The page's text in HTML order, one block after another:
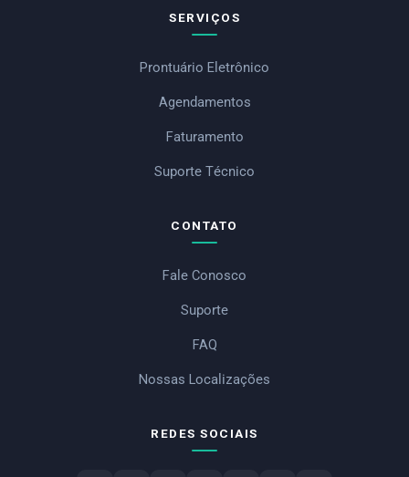
SERVIÇOS
Prontuário Eletrônico
Agendamentos
Faturamento
Suporte Técnico
CONTATO
Fale Conosco
Suporte
FAQ
Nossas Localizações
REDES SOCIAIS